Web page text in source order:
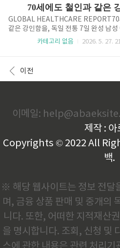
소 능력까지 조절하는 우리 몸의 핵심 호
이첼 로스 박사가 공개한 과학적 근거가
스트를 확인해 보세요. 강력 추천! 테스토
푸드RANK 01 굴 (Oysters) - '끝판왕'
nc)의 가장 집중된 공급원입니다. 아연
70세에도 철인과 같은
GLOBAL HEALTHCARE REPORT70
같은 강인함을, 독일 전통 7일 완성 남성
콜글로벌 웰니스 시장이 주목하는 남성
천으로 평가받는다. 특히 북유럽과 독일
산되고 있는 '바이오해킹' 트렌드는 인위
며, 이를 위한 천연 솔루션 개발에 천문
투자하고 있다. 우리가 주목해야 할 것
연장이 아니라, '기능적 수명'의 연장이
서도 30대의 ..
카테고리 없음 2026. 5. 27.
이전
이메일:
제작 : 아
Copyrights © 2022 All
백.
※ 해당 웹사이트는 정보 전달
며, 금융 상품 판매 및 중개의
니다. 또한, 어떠한 지적재산
을 명시합니다. 조회, 신청 및